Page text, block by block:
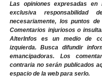
Las opiniones expresadas
exclusiva
necesariamente, los puntos
Comentarios injuriosos o
AlterInfos es un medio de
izquierda. Busca difundir
emancipadoras. Los
contraria no serán publicados
espacio de la web para serlo.